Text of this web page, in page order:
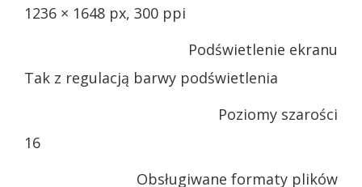
1236 × 1648 px, 300 ppi
Podświetlenie ekranu
Tak z regulacją barwy podświetlenia
Poziomy szarości
16
Obsługiwane formaty plików